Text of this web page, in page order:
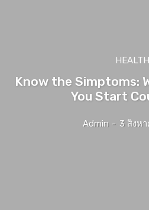
HEALTH
Know the Simptoms:
You Start
Admin - 3 สิงห